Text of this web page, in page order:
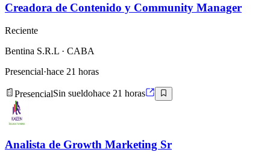
Creadora de Contenido y Community Manager
Reciente
Bentina S.R.L · CABA
Presencial·hace 21 horas
PresencialSin sueldohace 21 horas
Analista de Growth Marketing Sr